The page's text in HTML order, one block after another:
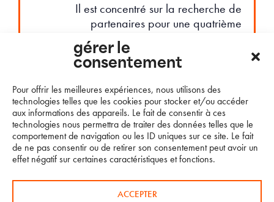
gérer le
consentement
Pour offrir les meilleures expériences, nous utilisons des
technologies telles que les cookies pour stocker et/ou accéder
aux informations des appareils. Le fait de consentir à ces
technologies nous permettra de traiter des données telles que le
comportement de navigation ou les ID uniques sur ce site. Le fait
de ne pas consentir ou de retirer son consentement peut avoir un
effet négatif sur certaines caractéristiques et fonctions.
ACCEPTER
Il est concentré sur la recherche de
partenaires pour une quatrième
participation au Vendée Globe et à plus
court terme pour la Route du Rhum
Destination Guadeloupe et The Ocean
Race. Il…
LIRE LA SUITE…